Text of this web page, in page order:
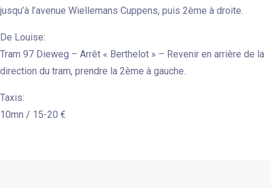
jusqu’à l’avenue Wiellemans Cuppens, puis 2ème à droite.
De Louise:
Tram 97 Dieweg – Arrêt « Berthelot » – Revenir en arrière de la
direction du tram, prendre la 2ème à gauche.
Taxis:
10mn / 15-20 €